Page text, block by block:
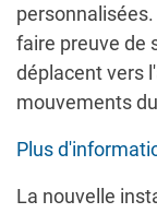
faire preuve de
déplacent vers
mouvements
Plus
La nouvelle